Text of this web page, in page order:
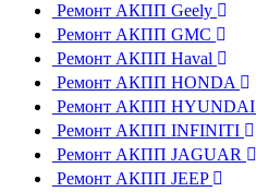
Ремонт АКПП Geely
Ремонт АКПП GMC
Ремонт АКПП Haval
Ремонт АКПП HONDA
Ремонт АКПП HYUNDAI
Ремонт АКПП INFINITI
Ремонт АКПП JAGUAR
Ремонт АКПП JEEP